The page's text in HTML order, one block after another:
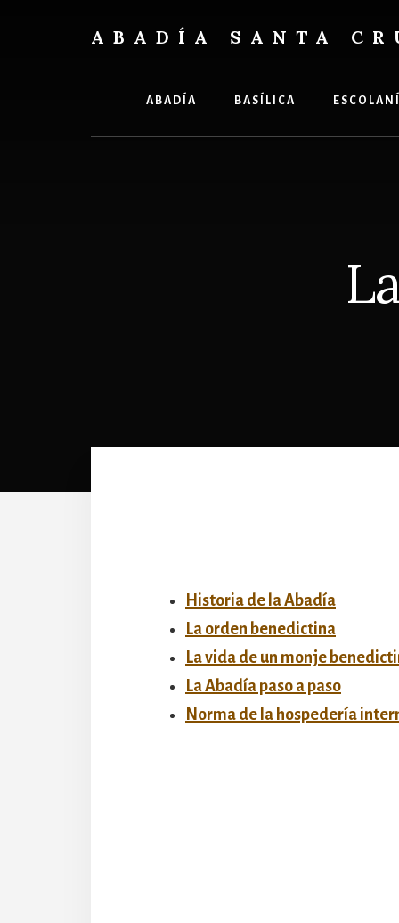
ABADÍA SANTA
ABADÍA BASÍLICA
Historia de la Abadía
La orden benedictina
La vida de un monje
La Abadía paso a paso
Norma de la hospedería